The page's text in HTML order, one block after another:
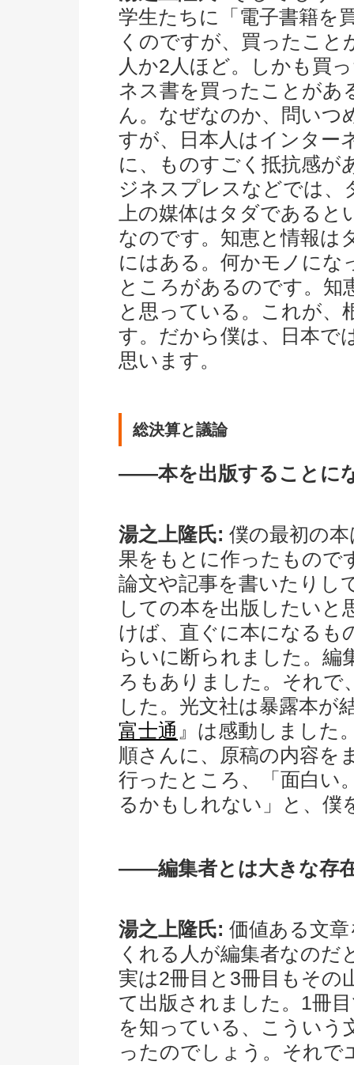
学生たちに「電子書籍を
くのですが、買ったこと
人か2人ほど。しかも買
ネス書を買ったことがあ
ん。なぜなのか、問いつ
すが、日本人はインター
に、ものすごく抵抗感が
ジネスプレスなどでは、
上の媒体はタダである
なのです。知恵と情報は
にはある。何かモノにな
ところがあるのです。知
と思っている。これが、
す。だから僕は、日本で
思います。
総決算と議論
――本を出版することに
湯之上隆氏: 僕の最初の
果をもとに作ったもので
論文や記事を書いたりし
しての本を出版したいと
けば、直ぐに本になるも
らいに断られました。編
ろもありました。それで
した。光文社は暴露本が
富士通 』は感動しました
順さんに、原稿の内容を
行ったところ、「面白い
るかもしれない」と、僕
――編集者とは大きな存
湯之上隆氏: 価値ある文
くれる人が編集者なのだ
実は2冊目と3冊目もその
て出版されました。1冊
を知っている、こういう
ったのでしょう。それで